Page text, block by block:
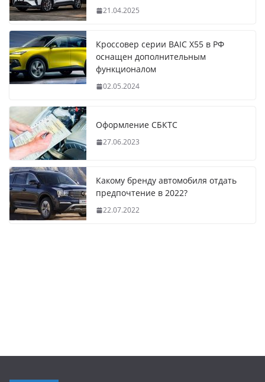
21.04.2025
Кроссовер серии BAIC X55 в РФ
оснащен дополнительным
функционалом
02.05.2024
Оформление СБКТС
27.06.2023
Какому бренду автомобиля отдать
предпочтение в 2022?
22.07.2022